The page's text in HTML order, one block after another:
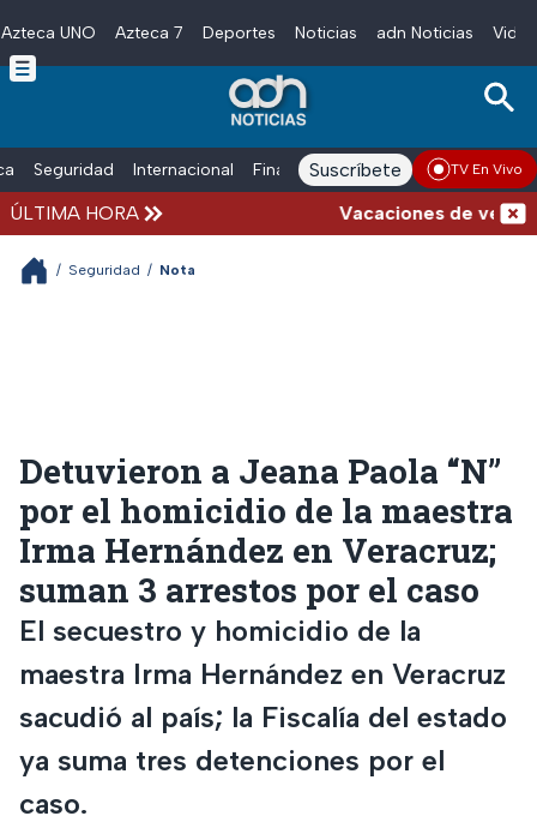
Skip to main content
Azteca UNO Azteca 7 Deportes Noticias adn Noticias
Seguridad Internacional Finanzas adn Noticias Radio
Suscríbete TV En Vivo
ÚLTIMA HORA Vacaciones de verano
/ Seguridad / Nota
Detuvieron a Jeana Paola “N”
por el homicidio de la maestra
Irma Hernández en Veracruz;
suman 3 arrestos por el caso
El secuestro y homicidio de la
maestra Irma Hernández en Veracruz
sacudió al país; la Fiscalía del estado
ya suma tres detenciones por el
caso.